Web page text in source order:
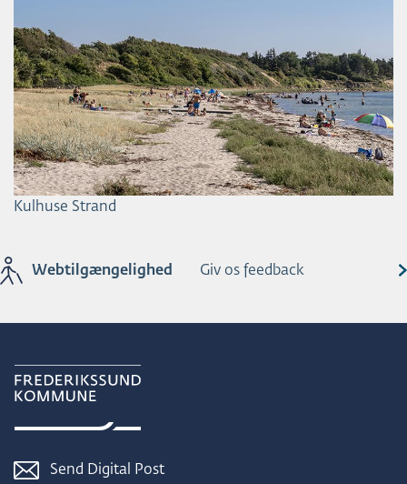
Kulhuse Strand
Webtilgængelighed Giv os feedback
Send Digital Post